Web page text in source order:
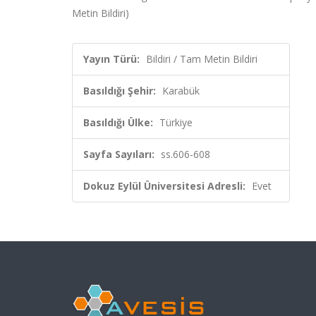
Metin Bildiri)
Yayın Türü: Bildiri / Tam Metin Bildiri
Basıldığı Şehir: Karabük
Basıldığı Ülke: Türkiye
Sayfa Sayıları: ss.606-608
Dokuz Eylül Üniversitesi Adresli: Evet